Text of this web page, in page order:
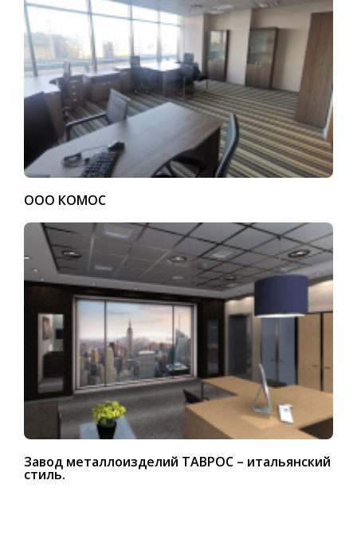
ООО КОМОС
Завод металлоизделий ТАВРОС – итальянский
стиль.